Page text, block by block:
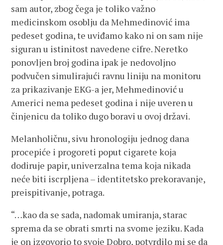
sam autor, zbog čega je toliko važno
medicinskom osoblju da Mehmedinović ima
pedeset godina, te uviđamo kako ni on sam nije
siguran u istinitost navedene cifre. Neretko
ponovljen broj godina ipak je nedovoljno
podvučen simulirajući ravnu liniju na monitoru
za prikazivanje EKG-a jer, Mehmedinović u
Americi nema pedeset godina i nije uveren u
činjenicu da toliko dugo boravi u ovoj državi.
Melanholičnu, sivu hronologiju jednog dana
procepiće i progoreti poput cigarete koja
dodiruje papir, univerzalna tema koja nikada
neće biti iscrpljena – identitetsko prekoravanje,
preispitivanje, potraga.
“…kao da se sada, nadomak umiranja, starac
sprema da se obrati smrti na svome jeziku. Kada
je on izgovorio to svoje Dobro, potvrdilo mi se da